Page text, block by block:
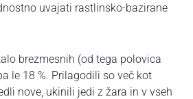
uvajati rastlinsko-bazirane
brezmesnih (od tega polovica
le 18 %. Prilagodili so več kot
nove, ukinili jedi z žara in v vseh